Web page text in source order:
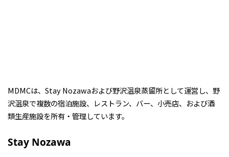
MDMCは、Stay Nozawaおよび野沢温泉蒸留所として運営し、野
沢温泉で複数の宿泊施設、レストラン、バー、小売店、および酒
類生産施設を所有・管理しています。
Stay Nozawa